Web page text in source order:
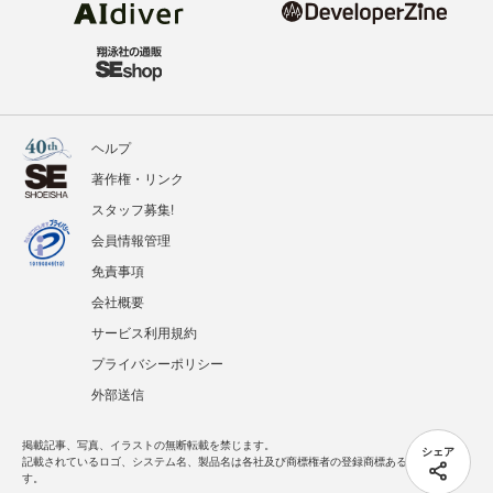
シェア
ヘルプ
著作権・リンク
スタッフ募集!
会員情報管理
免責事項
会社概要
サービス利用規約
プライバシーポリシー
外部送信
掲載記事、写真、イラストの無断転載を禁じます。
記載されているロゴ、システム名、製品名は各社及び商標権者の登録商標あるいは商標で
す。